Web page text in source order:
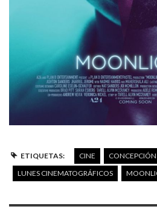
ETIQUETAS: CINE CONCEPCIÓN
LUNES CINEMATOGRÁFICOS